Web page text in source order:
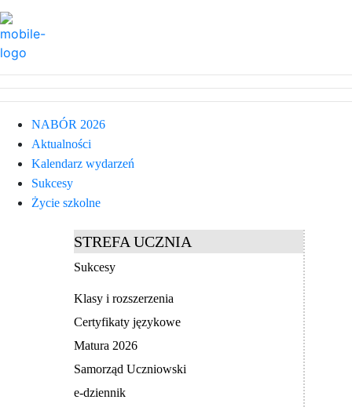
NABÓR 2026
Aktualności
Kalendarz wydarzeń
Sukcesy
Życie szkolne
STREFA UCZNIA
Sukcesy
Klasy i rozszerzenia
Certyfikaty językowe
Matura 2026
Samorząd Uczniowski
e-dziennik